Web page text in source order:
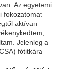
Az egyetemi
fokozatomat
aktívan
Jelenleg a
főtitkára